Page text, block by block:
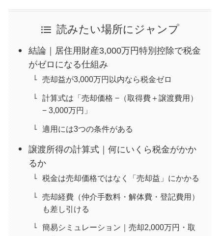
読みたい場所にジャンプ
結論｜居住用財産3,000万円特別控除で税金
がゼロになる仕組み
売却益が3,000万円以内なら税金ゼロ
計算式は「売却価格 −（取得費＋譲渡費用）
− 3,000万円」
適用には3つの条件がある
譲渡所得の計算式｜何にいくら税金がかか
るか
税金は売却価格ではなく「売却益」にかかる
売却経費（仲介手数料・解体費・登記費用）
も差し引ける
簡易シミュレーション｜売却2,000万円・取